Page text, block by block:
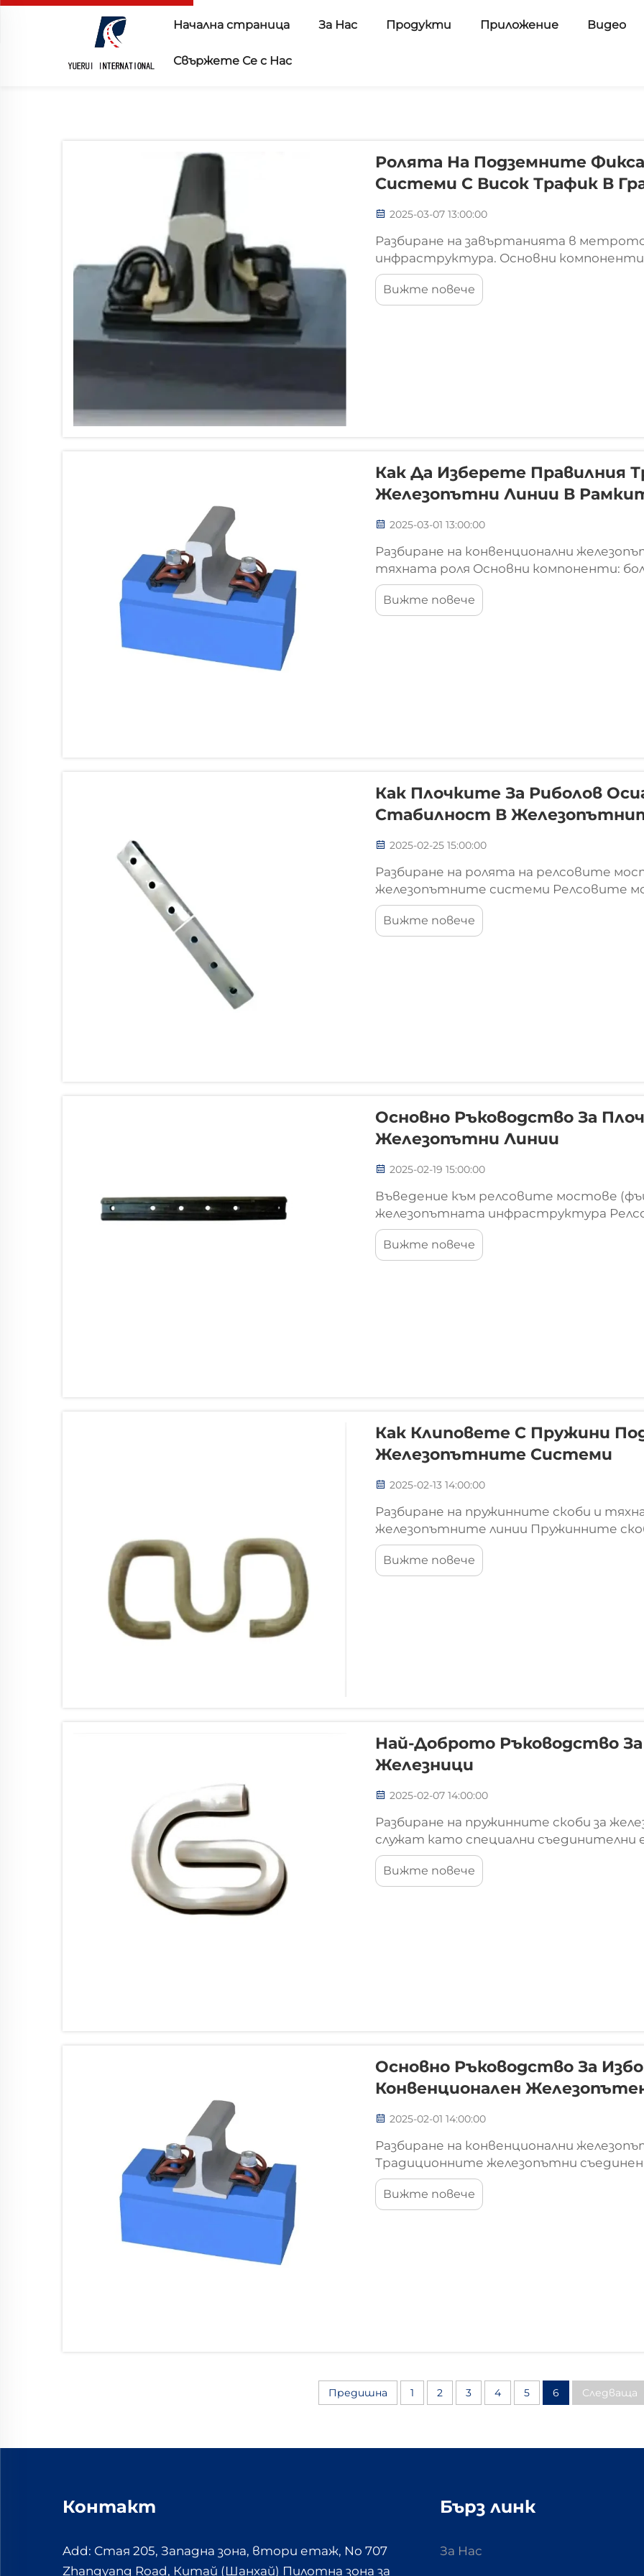
Начална страница За Нас Продукти Приложение Видео
Свържете Се с Нас
Ролята На Подземните
Системи С Висок Трафик В
2025-03-07 13:00:00
Разбиране на завъртанията в
инфраструктура. Основни компоненти
завъртания в метрото може на пръв
всъщност именно те осигуряват
цялата урбанистична железопътна
Вижте повече
Как Да Изберете Правилния
Железопътни Линии В
2025-03-01 13:00:00
Разбиране на конвенционални
тяхната роля Основни компоненти:
Традиционните железопътни
болтове, гайки и шайби, са критични
железопътните линии. Самите
Вижте повече
Как Плочките За Риболов
Стабилност В
2025-02-25 15:00:00
Разбиране на ролята на релсовите
железопътните системи Релсовите
жизненоважна роля в железопътните
отделните релси. Тези метални
гъвкавост на железопътните
Вижте повече
Основно Ръководство За
Железопътни Линии
2025-02-19 15:00:00
Въведение към релсовите мостове
железопътната инфраструктура
наистина важни компоненти на всяка
те свързват две части от релса
движат гладко от един участък към
Вижте повече
Как Клиповете С Пружини
Железопътните Системи
2025-02-13 14:00:00
Разбиране на пружинните скоби и
железопътните линии Пружинните
съединителни елементи, които
да не се движат при натоварване.
всичко на мястото му...
Вижте повече
Най-Доброто Ръководство
Железници
2025-02-07 14:00:00
Разбиране на пружинните скоби за
служат като специални
ключова роля в железопътните
правилното фиксиране на релсите,
първоначалното си място. Какво
Вижте повече
Основно Ръководство За
Конвенционален
2025-02-01 14:00:00
Разбиране на конвенционални
Традиционните железопътни
стабилността и безопасността на
оперативна употреба. Повечето
компоненти, включващи болтове, гайки
Вижте повече
Предишна 1 2 3 4 5 6 Следваща
Контакт
Add: Стая 205, Западна зона, втори етаж, No 707
Zhangyang Road, Китай (Шанхай) Пилотна зона за
Бърз линк
За Нас